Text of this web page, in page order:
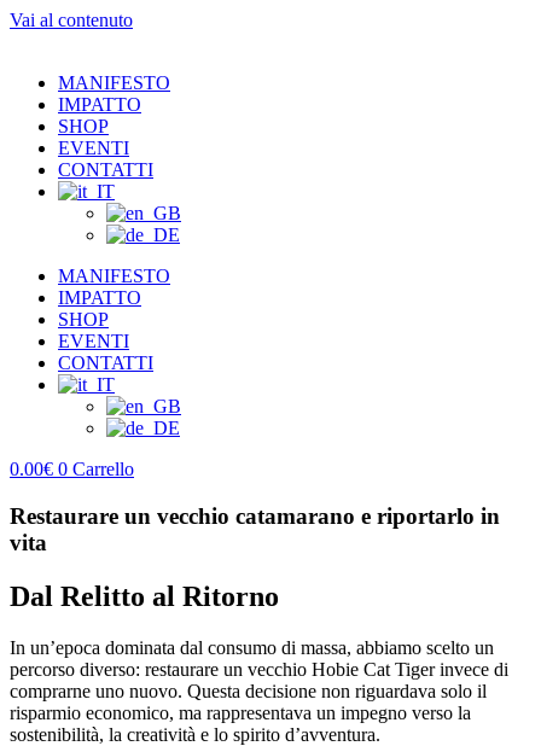
Vai al contenuto
MANIFESTO
IMPATTO
SHOP
EVENTI
CONTATTI
MANIFESTO
IMPATTO
SHOP
EVENTI
CONTATTI
0.00€ 0 Carrello
Restaurare un vecchio catamarano e riportarlo in
vita
Dal Relitto al Ritorno
In un’epoca dominata dal consumo di massa, abbiamo scelto un
percorso diverso: restaurare un vecchio Hobie Cat Tiger invece di
comprarne uno nuovo. Questa decisione non riguardava solo il
risparmio economico, ma rappresentava un impegno verso la
sostenibilità, la creatività e lo spirito d’avventura.